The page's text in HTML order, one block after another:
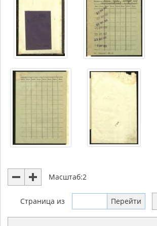
Масштаб:2
Страница из